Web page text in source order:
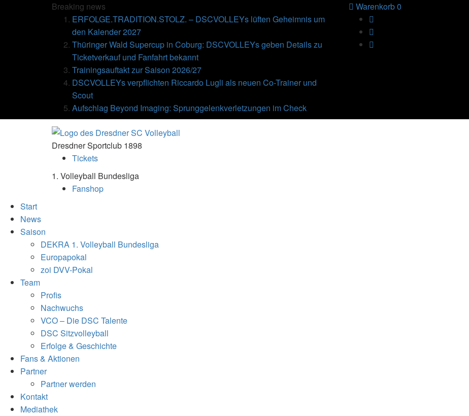
Breaking news
ERFOLGE.TRADITION.STOLZ. – DSCVOLLEYs lüften Geheimnis um
den Kalender 2027
Thüringer Wald Supercup in Coburg: DSCVOLLEYs geben Details zu
Ticketverkauf und Fanfahrt bekannt
Trainingsauftakt zur Saison 2026/27
DSCVOLLEYs verpflichten Riccardo Lugli als neuen Co-Trainer und
Scout
Aufschlag Beyond Imaging: Sprunggelenkverletzungen im Check
Warenkorb0
Dresdner Sportclub 1898
Tickets
1. Volleyball Bundesliga
Fanshop
Start
News
Saison
DEKRA 1. Volleyball Bundesliga
Europapokal
zoi DVV-Pokal
Team
Profis
Nachwuchs
VCO – Die DSC Talente
DSC Sitzvolleyball
Erfolge & Geschichte
Fans & Aktionen
Partner
Partner werden
Kontakt
Mediathek